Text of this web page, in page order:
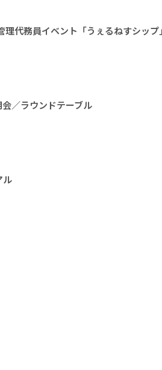
代務員イベント「うぇるねすシップ
／ラウンドテーブル
ル